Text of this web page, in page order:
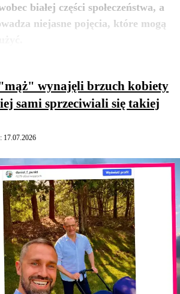
białej części społeczeństwa, a
niejasne pojęcia, które mogą
zobacz więcej
wynajęli brzuch kobiety
sami sprzeciwiali się takiej
17.07.2026